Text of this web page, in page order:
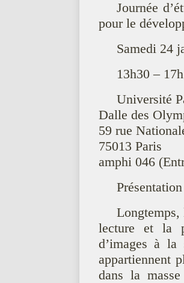
Journée
pour le
Samedi 24
13h30 – 17h
Université
Dalle des
59 rue
75013 Paris
amphi 046
lecture et la
d’images à la
appartiennent
dans la